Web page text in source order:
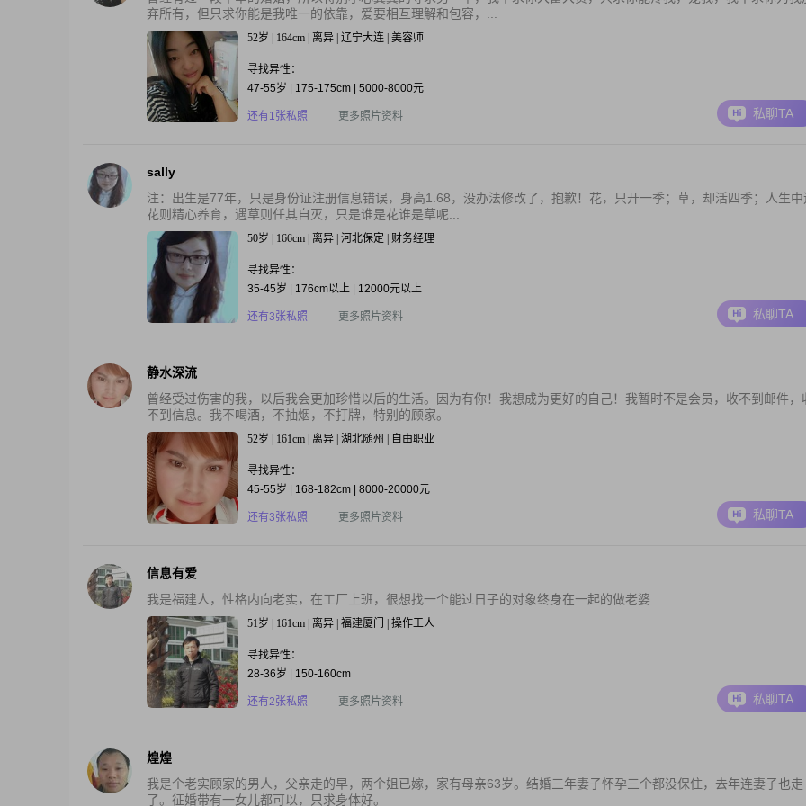
弃所有，但只求你能是我唯一的依靠，爱要相互理解和包容，...
52岁 | 164cm | 离异 | 辽宁大连 | 美容师
寻找异性：
47-55岁 | 175-175cm | 5000-8000元
还有1张私照 更多照片资料 私聊TA
sally
注：出生是77年，只是身份证注册信息错误，身高1.68，没办法修改了，抱歉！花，只开一季；草，却活四季；人生中
花则精心养育，遇草则任其自灭，只是谁是花谁是草呢...
50岁 | 166cm | 离异 | 河北保定 | 财务经理
寻找异性：
35-45岁 | 176cm以上 | 12000元以上
还有3张私照 更多照片资料 私聊TA
静水深流
曾经受过伤害的我，以后我会更加珍惜以后的生活。因为有你！我想成为更好的自己！我暂时不是会员，收不到邮件，
不到信息。我不喝酒，不抽烟，不打牌，特别的顾家。
52岁 | 161cm | 离异 | 湖北随州 | 自由职业
寻找异性：
45-55岁 | 168-182cm | 8000-20000元
还有3张私照 更多照片资料 私聊TA
信息有爱
我是福建人，性格内向老实，在工厂上班，很想找一个能过日子的对象终身在一起的做老婆
51岁 | 161cm | 离异 | 福建厦门 | 操作工人
寻找异性：
28-36岁 | 150-160cm
还有2张私照 更多照片资料 私聊TA
煌煌
我是个老实顾家的男人，父亲走的早，两个姐已嫁，家有母亲63岁。结婚三年妻子怀孕三个都没保住，去年连妻子也走
了。征婚带有一女儿都可以，只求身体好。